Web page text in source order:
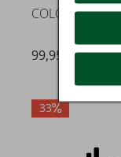
COLORADO 58
99,95 €
33